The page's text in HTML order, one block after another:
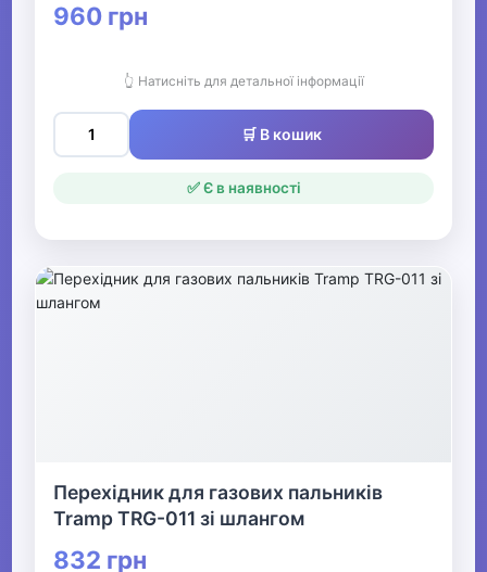
960 грн
👆 Натисніть для детальної інформації
🛒 В кошик
✅ Є в наявності
Перехідник для газових пальників
Tramp TRG-011 зі шлангом
832 грн